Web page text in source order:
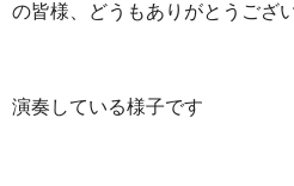
の皆様、どうもありがとうござ
演奏している様子です